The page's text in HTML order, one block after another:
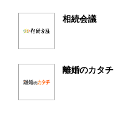
相続会議
離婚のカタチ